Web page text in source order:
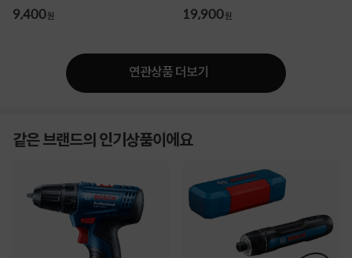
9,400원 19,900원
연관상품 더보기
같은 브랜드의 인기상품이에요